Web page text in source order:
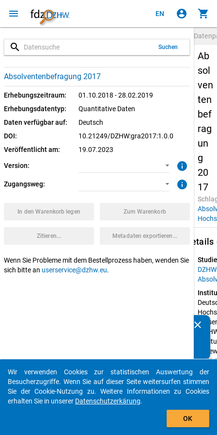
menu EN account_circle shopping_cart
search Suchen
Absolventenbefragung 2017
Erhebungszeitraum:
01.10.2018 - 28.02.2019
Erhebungsdatentyp:
Quantitative Daten
Daten verfügbar auf:
Deutsch
DOI:
10.21249/DZHW:gra2017:1.0.0
Veröffentlicht am:
19.07.2023
Version:
1.0.0 (aktuell)
info
Zugangsweg:
CUF: Download
SUF: Download
SUF: On-Site
info
In den Warenkorb legen Zum Warenkorb
Zitieren... Metadaten exportieren...
Wenn Sie Probleme mit dem Bestellprozess haben, wenden Sie
sich bitte an userservice@dzhw.eu.
Ab
sol
ven
ten
bef
rag
un
g
20
17
Details
clear
auto_stories
add_shopping_cart
Wir verwenden Cookies zur statistischen Auswertung der
Besucherzugriffe. Wenn Sie auf dieser Seite weitersurfen stimmen
Sie der Cookie-Nutzung zu. Weitere Informationen zu Cookies
erhalten Sie in unserer Datenschutzerkärung.
OK